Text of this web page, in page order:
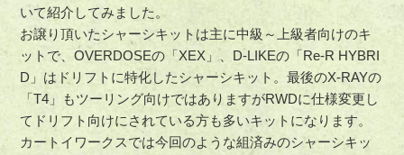
いて紹介してみました。
お譲り頂いたシャーシキットは主に中級～上級者向けのキ
ットで、OVERDOSEの「XEX」、D-LIKEの「Re-R HYBRI
D」はドリフトに特化したシャーシキット。最後のX-RAYの
「T4」もツーリング向けではありますがRWDに仕様変更し
てドリフト向けにされている方も多いキットになります。
カートイワークスでは今回のような組済みのシャーシキッ